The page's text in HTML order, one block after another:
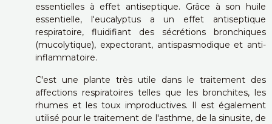
essentielles à effet antiseptique. Grâce à son huile
essentielle, l'eucalyptus a un effet antiseptique
respiratoire, fluidifiant des sécrétions bronchiques
(mucolytique), expectorant, antispasmodique et anti-
inflammatoire.
C'est une plante très utile dans le traitement des
affections respiratoires telles que les bronchites, les
rhumes et les toux improductives. Il est également
utilisé pour le traitement de l'asthme, de la sinusite, de